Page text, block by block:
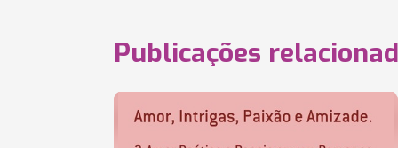
Publicações